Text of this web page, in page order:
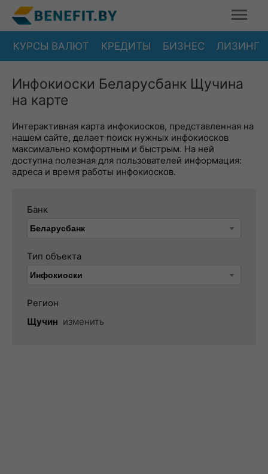
КУРСЫ ВАЛЮТ КРЕДИТЫ БИЗНЕС ЛИЗИНГ
Инфокиоски Беларусбанк Щучина
на карте
Интерактивная карта инфокиосков, представленная на
нашем сайте, делает поиск нужных инфокиосков
максимально комфортным и быстрым. На ней
доступна полезная для пользователей информация:
адреса и время работы инфокиосков.
Банк
Тип объекта
Регион
Щучин изменить